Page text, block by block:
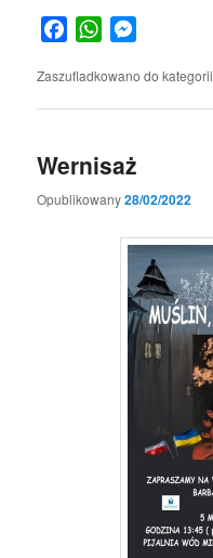
FacebookWhatsApp
Zaszufladkowano do kategorii
Wernisaż
Opublikowany28/02/2022